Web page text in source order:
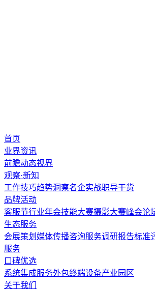
首页
业界资讯
前瞻动态视界
观察·新知
工作技巧趋势洞察名企实战职导干货
品牌活动
客服节行业年会技能大赛摄影大赛峰会论
生态服务
会展策划 媒体传播咨询服务调研报告标准
服务
口碑优选
系统集成服务外包终端设备产业园区
关于我们